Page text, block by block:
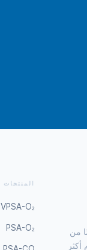
أكثر من 25 عامًا من
أكثر
المنتجات
VPSA-O₂
PSA-O₂